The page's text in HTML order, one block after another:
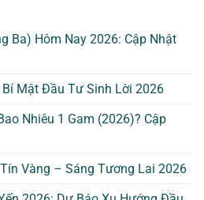
Ba) Hôm Nay 2026: Cập Nhật
Mật Đầu Tư Sinh Lời 2026
Nhiêu 1 Gam (2026)? Cập
Vàng – Sáng Tương Lai 2026